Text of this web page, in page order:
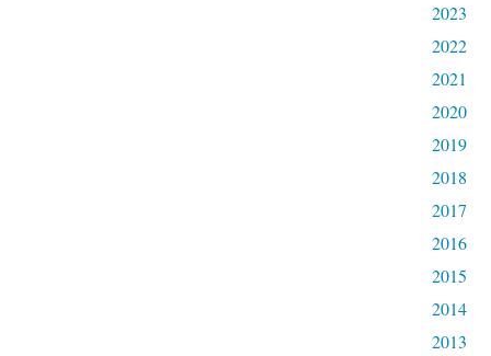
2023
2022
2021
2020
2019
2018
2017
2016
2015
2014
2013